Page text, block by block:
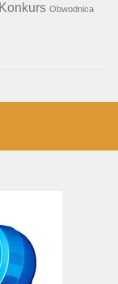
Konkurs Obwodnica